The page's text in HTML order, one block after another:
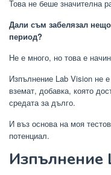
Това не беше значителна
Дали съм забелязал
период?
Не е много, но това е
Изпълнение Lab Vision не
вземат, добавка, която
средата за дълго.
И въз основа на моя
потенциал.
Изпълнение